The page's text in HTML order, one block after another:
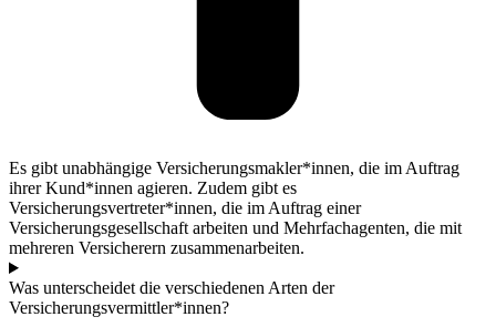
Es gibt unabhängige Versicherungsmakler*innen, die im Auftrag
ihrer Kund*innen agieren. Zudem gibt es
Versicherungsvertreter*innen, die im Auftrag einer
Versicherungsgesellschaft arbeiten und Mehrfachagenten, die mit
mehreren Versicherern zusammenarbeiten.
Was unterscheidet die verschiedenen Arten der
Versicherungsvermittler*innen?